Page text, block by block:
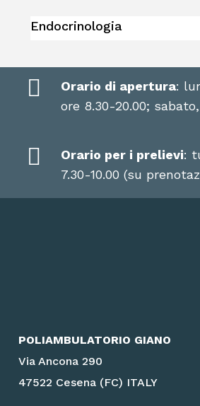
Endocrinologia
Orario di apertura:
ore 8.30-20.00;
Orario per i prelievi:
7.30-10.00 (su
POLIAMBULATORIO GIANO
Via Ancona 290
47522 Cesena (FC) ITALY